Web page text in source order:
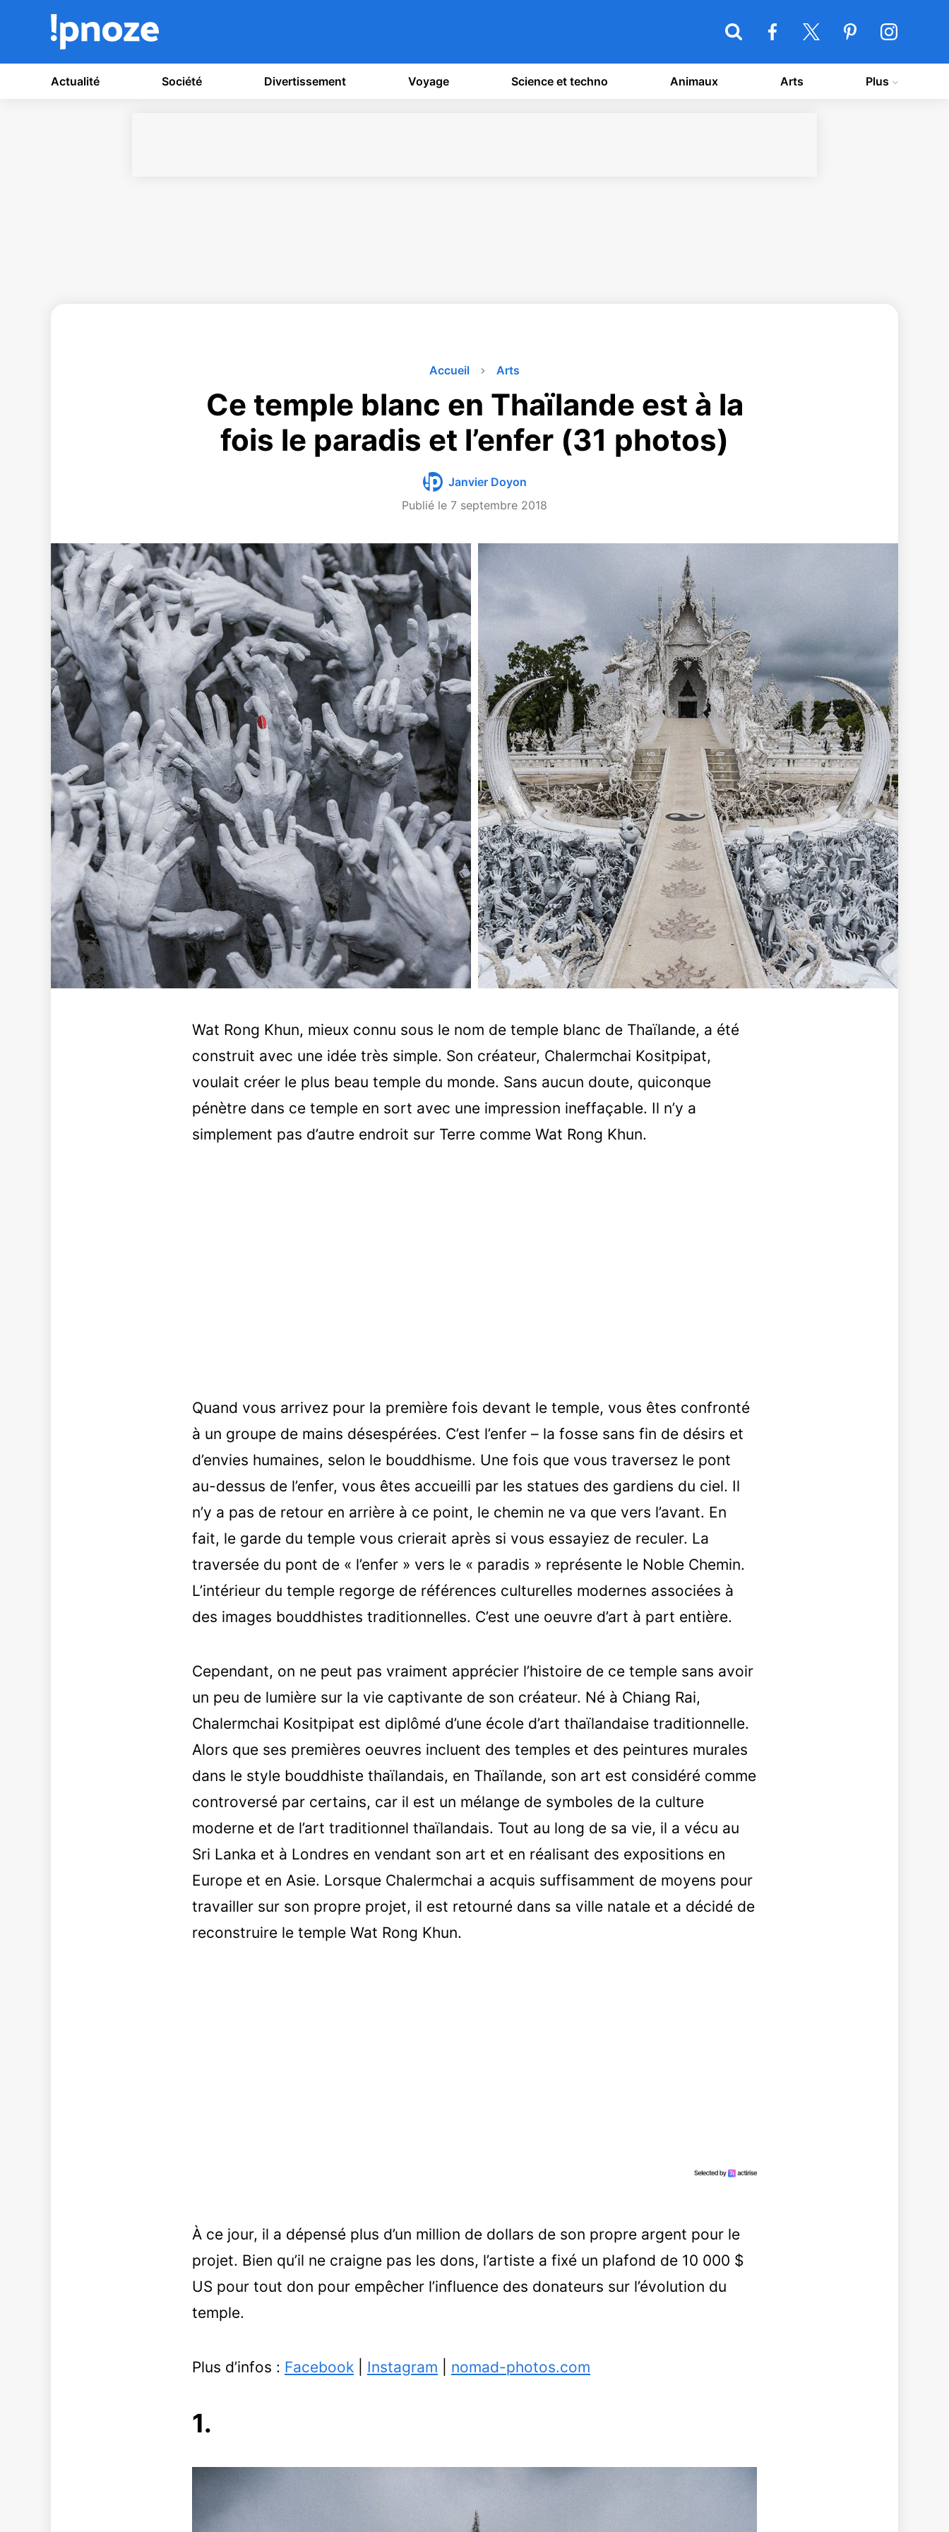
Actualité Société Divertissement Voyage Science et techno Animaux Arts Plus
Accueil Arts
Ce temple blanc en Thaïlande est à la
fois le paradis et l’enfer (31 photos)
Janvier Doyon
Publié le 7 septembre 2018
Wat Rong Khun, mieux connu sous le nom de temple blanc de Thaïlande, a été
construit avec une idée très simple. Son créateur, Chalermchai Kositpipat,
voulait créer le plus beau temple du monde. Sans aucun doute, quiconque
pénètre dans ce temple en sort avec une impression ineffaçable. Il n’y a
simplement pas d’autre endroit sur Terre comme Wat Rong Khun.
Quand vous arrivez pour la première fois devant le temple, vous êtes confronté
à un groupe de mains désespérées. C’est l’enfer – la fosse sans fin de désirs et
d’envies humaines, selon le bouddhisme. Une fois que vous traversez le pont
au-dessus de l’enfer, vous êtes accueilli par les statues des gardiens du ciel. Il
n’y a pas de retour en arrière à ce point, le chemin ne va que vers l’avant. En
fait, le garde du temple vous crierait après si vous essayiez de reculer. La
traversée du pont de « l’enfer » vers le « paradis » représente le Noble Chemin.
L’intérieur du temple regorge de références culturelles modernes associées à
des images bouddhistes traditionnelles. C’est une oeuvre d’art à part entière.
Cependant, on ne peut pas vraiment apprécier l’histoire de ce temple sans avoir
un peu de lumière sur la vie captivante de son créateur. Né à Chiang Rai,
Chalermchai Kositpipat est diplômé d’une école d’art thaïlandaise traditionnelle.
Alors que ses premières oeuvres incluent des temples et des peintures murales
dans le style bouddhiste thaïlandais, en Thaïlande, son art est considéré comme
controversé par certains, car il est un mélange de symboles de la culture
moderne et de l’art traditionnel thaïlandais. Tout au long de sa vie, il a vécu au
Sri Lanka et à Londres en vendant son art et en réalisant des expositions en
Europe et en Asie. Lorsque Chalermchai a acquis suffisamment de moyens pour
travailler sur son propre projet, il est retourné dans sa ville natale et a décidé de
reconstruire le temple Wat Rong Khun.
À ce jour, il a dépensé plus d’un million de dollars de son propre argent pour le
projet. Bien qu’il ne craigne pas les dons, l’artiste a fixé un plafond de 10 000 $
US pour tout don pour empêcher l’influence des donateurs sur l’évolution du
temple.
Plus d’infos : Facebook Instagram nomad-photos.com
1.